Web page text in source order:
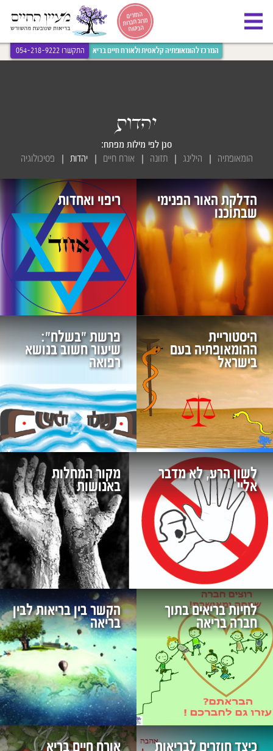
החזרים
מרוב חברות
הביטוח
המרכז להומאופתיה קלאסית ולאורח חיים בריא התקשרו 054-218-9222
יהדות
סנן לפי מילות מפתח:
הומאופתיה
הילינג תזונה אורח חיים יהדות פסיכולוגיה
הדלקת האור הפנימי
שבתוכנו
ריפוי ואחדות
היסטוריית
ההומאופתיה בעם
בישראל
פרשת "בשלח":
שיעור חשוב בנושא
רפואה
לשון הרע, לא מדבר
אליי
מקור המחלות
באנושות
לחיות בריאים בתוך
חברה בריאה
הקשר בין בריאות לבין
בריאה
כיצד חוזרים לבריאות אורח חיים בריא